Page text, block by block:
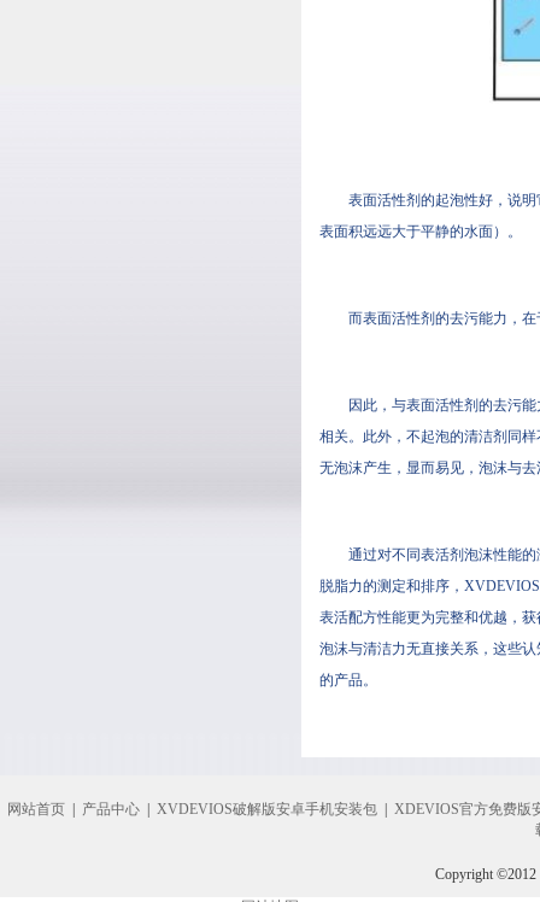
表面活性剂的起泡性好，
表面积远远大于平静的水面）。
而表面活性剂的去污能力，在
因此，与表面活性剂的去污能
相关。此外，不起泡的清洁剂
无泡沫产生，显而易见，泡沫与去
通过对不同表活剂泡沫性能的
脱脂力的测定和排序，
表活配方性能更为完整和优越，获
泡沫与清洁力无直接关系，这些
的产品。
网站首页 产品中心 XVDEVIOS破解版安卓手机安装包
XDEVIOS官方免费版
Copyright